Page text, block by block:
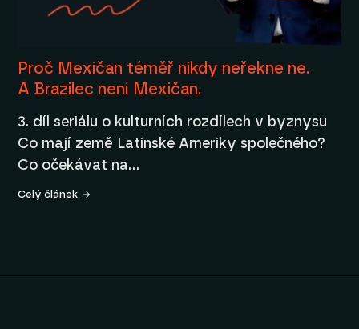
Proč Mexičan téměř nikdy neřekne ne.
A Brazilec není Mexičan.
3. díl seriálu o kulturních rozdílech v byznysu
Co mají země Latinské Ameriky společného?
Co očekávat na…
Celý článek